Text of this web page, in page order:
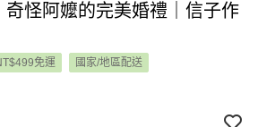
怪阿嬤的完美婚禮｜信子作
免運 國家/地區配送